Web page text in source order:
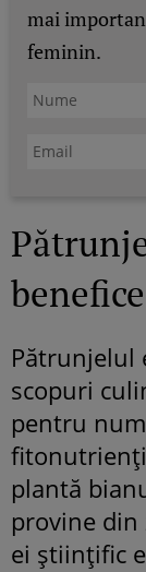
mai
feminin.
benefice
Pătrunjelul
scopuri
pentru
fitonutrienți
plantă
provine
ei științific